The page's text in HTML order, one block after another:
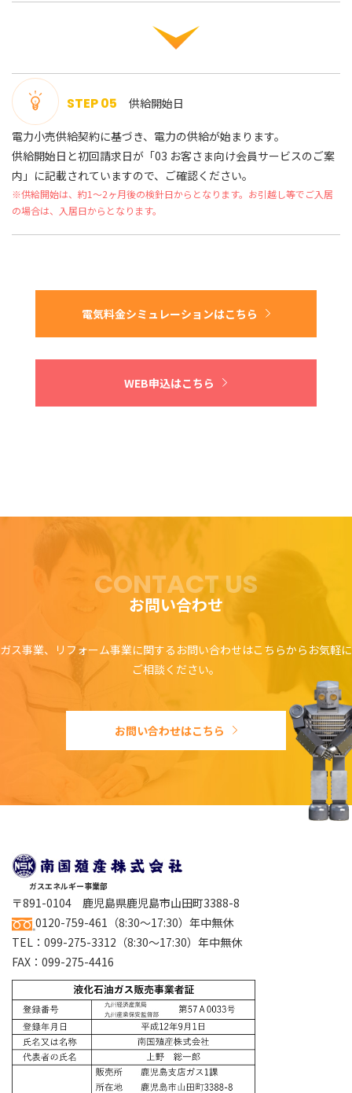
STEP 05 供給開始日
電力小売供給契約に基づき、電力の供給が始まります。
供給開始日と初回請求日が「03 お客さま向け会員サービスのご案
内」に記載されていますので、ご確認ください。
※供給開始は、約1～2ヶ月後の検針日からとなります。お引越し等でご入居
の場合は、入居日からとなります。
電気料金シミュレーションはこちら
WEB申込はこちら
CONTACT US
お問い合わせ
ガス事業、リフォーム事業に関するお問い合わせはこちらからお気軽に
ご相談ください。
お問い合わせはこちら
ガスエネルギー事業部
〒891-0104 鹿児島県鹿児島市山田町3388-8
0120-759-461 （8:30～17:30）年中無休
TEL： 099-275-3312 （8:30～17:30）年中無休
FAX：099-275-4416